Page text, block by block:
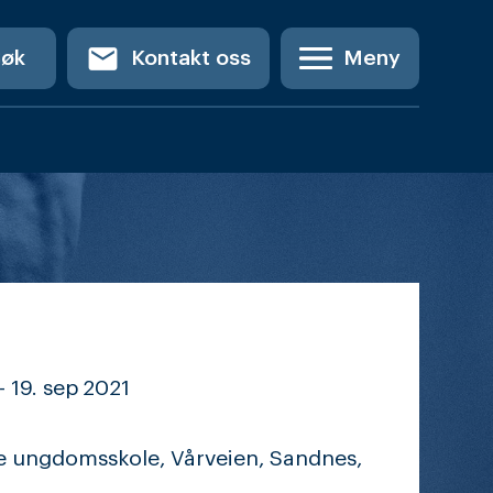
email Kontakt oss Meny
19. sep 2021
ungdomsskole, Vårveien, Sandnes,